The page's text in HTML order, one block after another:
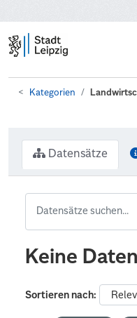
Kategorien
Datensätze
Keine
Sortieren nach